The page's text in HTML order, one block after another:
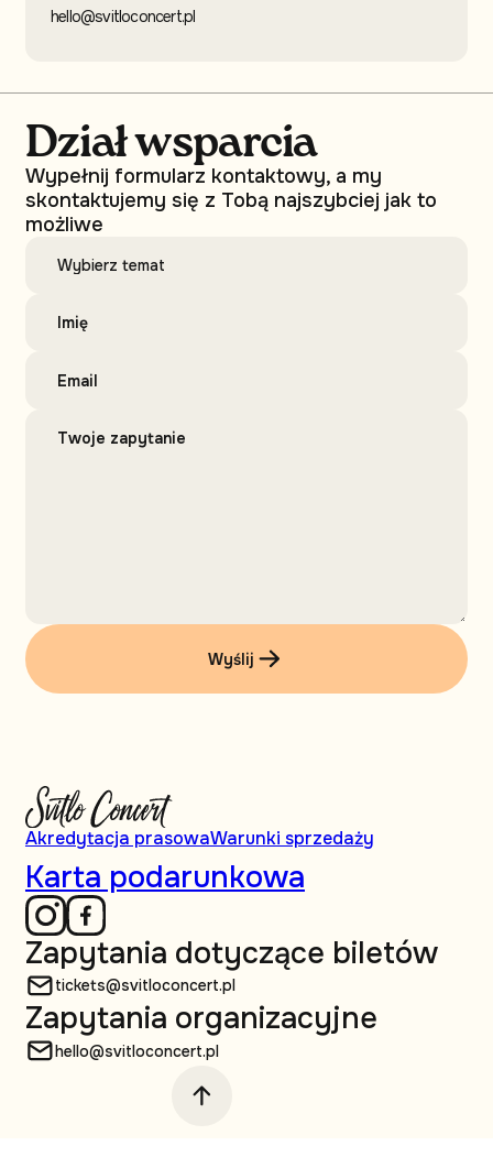
hello@svitloconcert.pl
Dział wsparcia
Wypełnij formularz kontaktowy, a my
skontaktujemy się z Tobą najszybciej jak to
możliwe
Wyślij
Akredytacja prasowaWarunki sprzedaży
Karta podarunkowa
Zapytania dotyczące biletów
tickets@svitloconcert.pl
Zapytania organizacyjne
hello@svitloconcert.pl